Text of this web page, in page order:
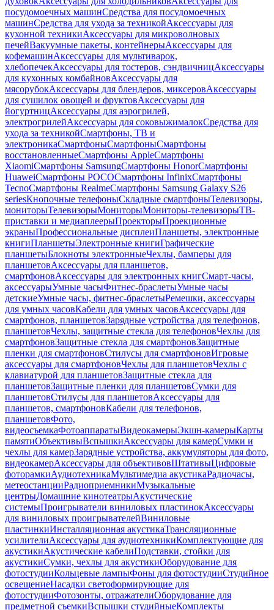
посудомоечных машинСредства для посудомоечных
машинСредства для ухода за техникойАксессуары для
кухонной техникиАксессуары для микроволновых
печейВакуумные пакеты, контейнерыАксессуары для
кофемашинАксессуары для мультиварок,
хлебопечекАксессуары для тостеров, сэндвичницАксессуары
для кухонных комбайновАксессуары для
мясорубокАксессуары для блендеров, миксеровАксессуары
для сушилок овощей и фруктовАксессуары для
йогуртницАксессуары для аэрогрилей,
электрогрилейАксессуары для соковыжималокСредства для
ухода за техникойСмартфоны, ТВ и
электроникаСмартфоныСмартфоныСмартфоны
восстановленныеСмартфоны AppleСмартфоны
XiaomiСмартфоны SamsungСмартфоны HonorСмартфоны
HuaweiСмартфоны POCOСмартфоны InfinixСмартфоны
TecnoСмартфоны RealmeСмартфоны Samsung Galaxy S26
seriesКнопочные телефоныСкладные смартфоныТелевизоры,
мониторыТелевизорыМониторыМониторы-телевизорыТВ-
приставки и медиаплеерыПроекторыПроекционные
экраныПрофессиональные дисплеиПланшеты, электронные
книгиПланшетыЭлектронные книгиГрафические
планшетыБлокноты электронныеЧехлы, бамперы для
планшетовАксессуары для планшетов,
смартфоновАксессуары для электронных книгСмарт-часы,
аксессуарыУмные часыФитнес-браслетыУмные часы
детскиеУмные часы, фитнес-браслетыРемешки, аксессуары
для умных часовКабели для умных часовАксессуары для
смартфонов, планшетовЗарядные устройства для телефонов,
планшетовЧехлы, защитные стекла для телефоновЧехлы для
смартфоновЗащитные стекла для смартфоновЗащитные
пленки для смартфоновСтилусы для смартфоновИгровые
аксессуары для смартфоновЧехлы для планшетовЧехлы с
клавиатурой для планшетовЗащитные стекла для
планшетовЗащитные пленки для планшетовСумки для
планшетовСтилусы для планшетовАксессуары для
планшетов, смартфоновКабели для телефонов,
планшетовФото,
видеосъемкаФотоаппаратыВидеокамерыЭкшн-камерыКарты
памятиОбъективыВспышкиАксессуары для камерСумки и
чехлы для камерЗарядные устройства, аккумуляторы для фото,
видеокамерАксессуары для объективовШтативыЦифровые
фоторамкиАудиотехникаМультимедиа акустикаРадиочасы,
метеостанцииРадиоприемникиМузыкальные
центрыДомашние кинотеатрыАкустические
системыПроигрыватели виниловых пластинокАксессуары
для виниловых проигрывателейВиниловые
пластинкиИнсталляционная акустикаТрансляционные
усилителиАксессуары для аудиотехникиКомплектующие для
акустикиАкустические кабелиПодставки, стойки для
акустикиСумки, чехлы для акустикиОборудование для
фотостудииКольцевые лампыФоны для фотостудииСтудийное
освещениеНасадки светоформирующие для
фотостудииФотозонты, отражателиОборудование для
предметной съемкиВспышки студийныеКомплекты